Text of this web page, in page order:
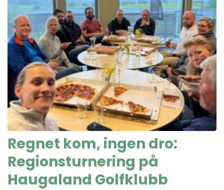
Regnet kom, ingen dro:
Regionsturnering på
Haugaland Golfklubb